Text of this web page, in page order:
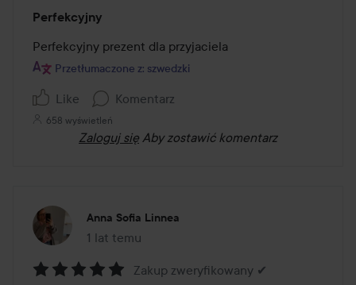
5
z
5
Perfekcyjny
Perfekcyjny prezent dla przyjaciela
Przetłumaczone z: szwedzki
Like Komentarz
658 wyświetleń
Zaloguj się Aby zostawić komentarz
Anna Sofia Linnea
1 lat temu
Post został utworzony 1 lat temu
Zakup zweryfikowany ✔